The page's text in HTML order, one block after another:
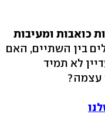
כואבות ומעיבות
בין השתיים, האם
לא תמיד
עצמה?